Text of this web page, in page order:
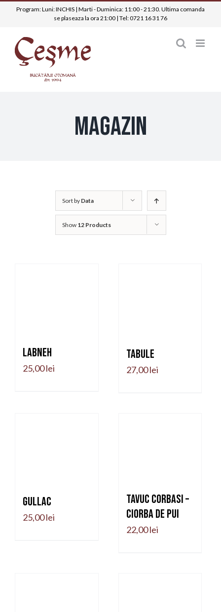
Program: Luni: INCHIS | Marti - Duminica: 11:00 - 21:30. Ultima comanda
se plaseaza la ora 21:00 | Tel:0721 16 31 76
Magazin
Sort by Data
Show 12 Products
Labneh
25,00lei
Tabule
27,00lei
Gullac
25,00lei
Tavuc Corbasi –
Ciorba de pui
22,00lei